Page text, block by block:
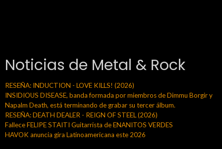
Noticias de Metal & Rock
RESEÑA: INDUCTION - LOVE KILLS! (2026)
INSIDIOUS DISEASE, banda formada por miembros de Dimmu Borgir y
Napalm Death, está terminando de grabar su tercer álbum.
RESEÑA: DEATH DEALER - REIGN OF STEEL (2026)
Fallece FELIPE STAITI Guitarrista de ENANITOS VERDES
HAVOK anuncia gira Latinoamericana este 2026